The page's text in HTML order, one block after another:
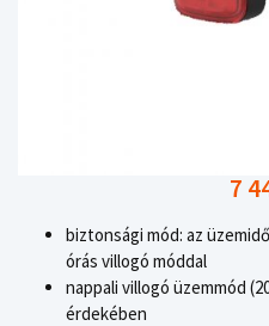
7
biztonsági mód: az
órás villogó móddal
nappali villogó üzemmód
érdekében